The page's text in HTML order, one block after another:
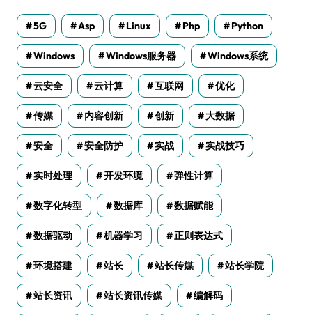
5G Asp Linux Php Python
Windows Windows服务器 Windows系统
云安全 云计算 互联网 优化
传媒 内容创新 创新 大数据
安全 安全防护 实战 实战技巧
实时处理 开发环境 弹性计算
数字化转型 数据库 数据赋能
数据驱动 机器学习 正则表达式
环境搭建 站长 站长传媒 站长学院
站长资讯 站长资讯传媒 编解码